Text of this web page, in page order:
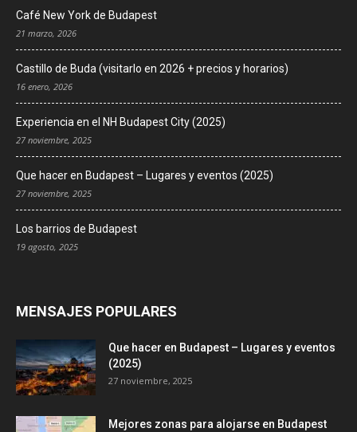
Café New York de Budapest
21 marzo, 2026
Castillo de Buda (visitarlo en 2026 + precios y horarios)
16 enero, 2026
Experiencia en el NH Budapest City (2025)
27 noviembre, 2025
Que hacer en Budapest – Lugares y eventos (2025)
27 noviembre, 2025
Los barrios de Budapest
19 agosto, 2025
MENSAJES POPULARES
Que hacer en Budapest – Lugares y eventos
(2025)
27 noviembre, 2025
Mejores zonas para alojarse en Budapest